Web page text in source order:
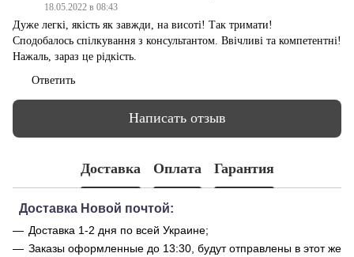
18.05.2022 в 08:43
Дуже легкі, якість як завжди, на висоті! Так тримати!
Сподобалось спілкування з консультантом. Ввічливі та компетентні!
Нажаль, зараз це рідкість.
Ответить
Написать отзыв
Доставка Оплата Гарантия
Доставка Новой почтой:
Доставка 1-2 дня по всей Украине;
Заказы оформленные до 13:30, будут отправлены в этот же